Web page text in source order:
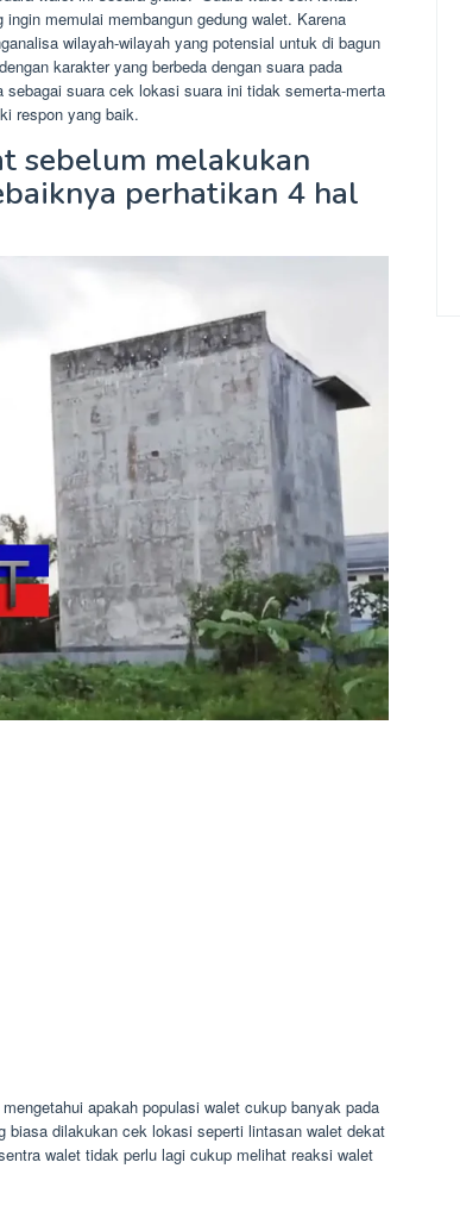
memulai membangun gedung walet. Karena
wilayah-wilayah yang potensial untuk di bagun
karakter yang berbeda dengan suara pada
suara cek lokasi suara ini tidak semerta-merta
respon yang baik.
sebelum melakukan
perhatikan 4 hal
apakah populasi walet cukup banyak pada
biasa dilakukan cek lokasi seperti lintasan walet dekat
walet tidak perlu lagi cukup melihat reaksi walet